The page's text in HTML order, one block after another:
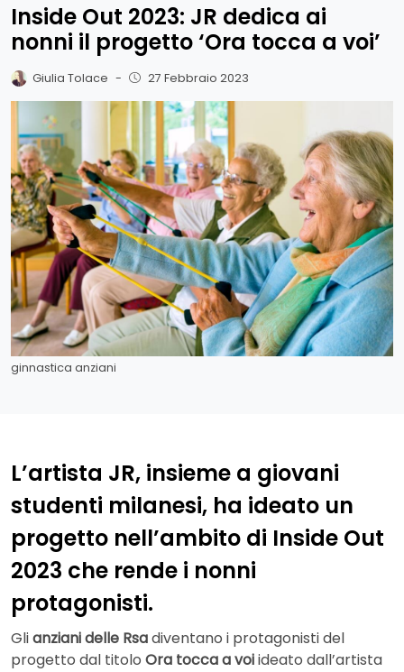
Inside Out 2023: JR dedica ai
nonni il progetto ‘Ora tocca a voi’
Giulia Tolace - 27 Febbraio 2023
ginnastica anziani
L’artista JR, insieme a giovani
studenti milanesi, ha ideato un
progetto nell’ambito di Inside Out
2023 che rende i nonni
protagonisti.
Glianziani delle Rsadiventano i protagonisti del
progetto dal titolo Ora tocca a voiideato dall’artista